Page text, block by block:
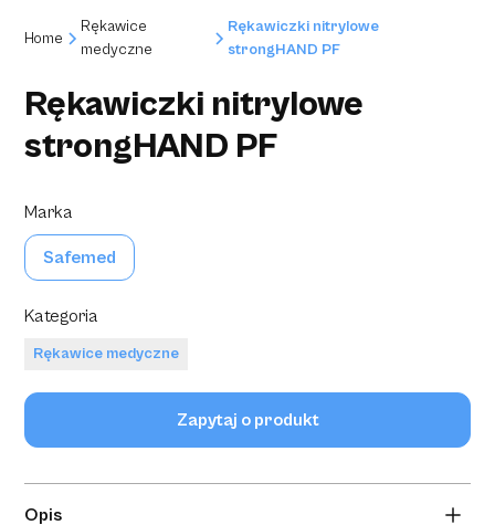
Home
Rękawice
medyczne
Rękawiczki nitrylowe
strongHAND PF
Rękawiczki nitrylowe
strongHAND PF
Marka
Safemed
Kategoria
Rękawice medyczne
Zapytaj o produkt
Opis